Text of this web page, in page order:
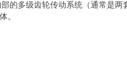
的多级齿轮传动系统（通常是
。